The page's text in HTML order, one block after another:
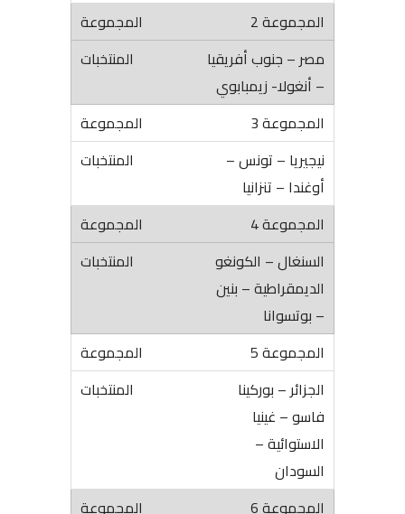
المجموعة 2
مصر – جنوب أفريقيا
– أنغولا- زيمبابوي
المجموعة 3
نيجيريا – تونس –
أوغندا – تنزانيا
المجموعة 4
السنغال – الكونغو
الديمقراطية – بنين
– بوتسوانا
المجموعة 5
الجزائر – بوركينا
فاسو – غينيا
الاستوائية –
السودان
المجموعة 6